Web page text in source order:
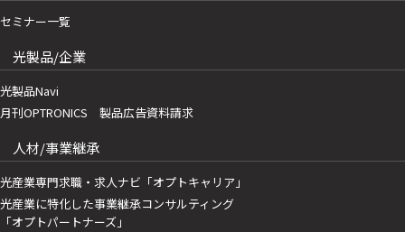
セミナー一覧
光製品/企業
光製品Navi
月刊OPTRONICS 製品広告資料請求
人材/事業継承
光産業専門求職・求人ナビ「オプトキャリア」
光産業に特化した事業継承コンサルティング
「オプトパートナーズ」